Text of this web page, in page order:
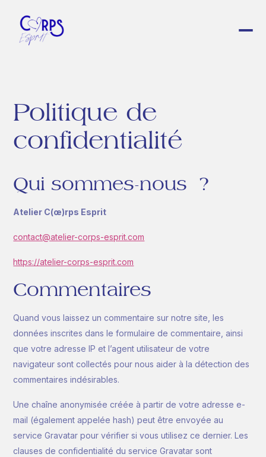
Évelyne
François
Nos services
Pleine Conscience en Entreprise
Écologie corporelle
Hypnose Régressive
Ressources
Nous contacter
Politique de
confidentialité
Qui sommes-nous ?
Atelier C(œ)rps Esprit
contact@atelier-corps-esprit.com
https://atelier-corps-esprit.com
Commentaires
Quand vous laissez un commentaire sur notre site, les
données inscrites dans le formulaire de commentaire, ainsi
que votre adresse IP et l’agent utilisateur de votre
navigateur sont collectés pour nous aider à la détection des
commentaires indésirables.
Une chaîne anonymisée créée à partir de votre adresse e-
mail (également appelée hash) peut être envoyée au
service Gravatar pour vérifier si vous utilisez ce dernier. Les
clauses de confidentialité du service Gravatar sont